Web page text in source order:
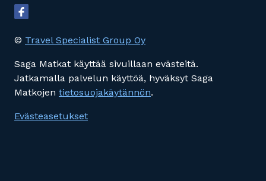
© Travel Specialist Group Oy
Saga Matkat käyttää sivuillaan evästeitä.
Jatkamalla palvelun käyttöä, hyväksyt Saga
Matkojen tietosuojakäytännön.
Evästeasetukset